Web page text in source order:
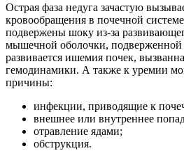
Острая фаза недуга зачастую
кровообращения в почечной
подвержены шоку из-за
мышечной оболочки, подверженной
развивается ишемия почек,
гемодинамики. А также к уремии
причины:
инфекции, приводящие к
внешнее или внутреннее
отравление ядами;
обструкция.